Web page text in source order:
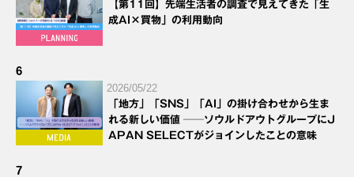
【第11回】先端生活者の調査で見えてきた「生
成AI×買物」の利用動向
6
2026/05/22
「地方」「SNS」「AI」の掛け合わせから生ま
れる新しい価値 ──ソウルドアウトグループにJ
APAN SELECTがジョインしたことの意味
7